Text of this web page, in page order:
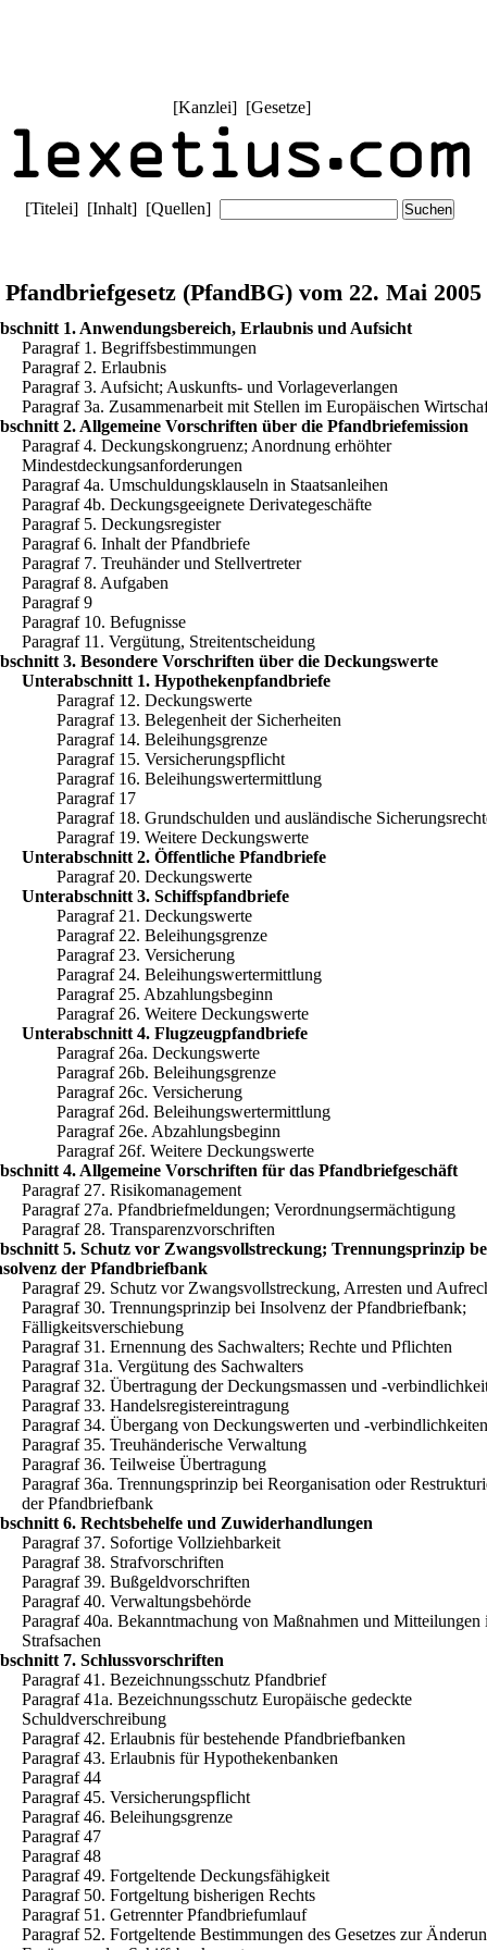
[Kanzlei] [Gesetze]
[Titelei] [Inhalt] [Quellen]
Pfandbriefgesetz (PfandBG) vom 22. Mai 2005
1. Anwendungsbereich, Erlaubnis und Aufsicht
Paragraf 1. Begriffsbestimmungen
Paragraf 2. Erlaubnis
Paragraf 3. Aufsicht; Auskunfts- und Vorlageverlangen
Paragraf 3a. Zusammenarbeit mit Stellen im Europäischen
2. Allgemeine Vorschriften über die Pfandbriefemission
Paragraf 4. Deckungskongruenz; Anordnung erhöhter
Mindestdeckungsanforderungen
Paragraf 4a. Umschuldungsklauseln in Staatsanleihen
Paragraf 4b. Deckungsgeeignete Derivategeschäfte
Paragraf 5. Deckungsregister
Paragraf 6. Inhalt der Pfandbriefe
Paragraf 7. Treuhänder und Stellvertreter
Paragraf 8. Aufgaben
Paragraf 9
Paragraf 10. Befugnisse
Paragraf 11. Vergütung, Streitentscheidung
3. Besondere Vorschriften über die Deckungswerte
Unterabschnitt 1. Hypothekenpfandbriefe
Paragraf 12. Deckungswerte
Paragraf 13. Belegenheit der Sicherheiten
Paragraf 14. Beleihungsgrenze
Paragraf 15. Versicherungspflicht
Paragraf 16. Beleihungswertermittlung
Paragraf 17
Paragraf 18. Grundschulden und ausländische
Paragraf 19. Weitere Deckungswerte
Unterabschnitt 2. Öffentliche Pfandbriefe
Paragraf 20. Deckungswerte
Unterabschnitt 3. Schiffspfandbriefe
Paragraf 21. Deckungswerte
Paragraf 22. Beleihungsgrenze
Paragraf 23. Versicherung
Paragraf 24. Beleihungswertermittlung
Paragraf 25. Abzahlungsbeginn
Paragraf 26. Weitere Deckungswerte
Unterabschnitt 4. Flugzeugpfandbriefe
Paragraf 26a. Deckungswerte
Paragraf 26b. Beleihungsgrenze
Paragraf 26c. Versicherung
Paragraf 26d. Beleihungswertermittlung
Paragraf 26e. Abzahlungsbeginn
Paragraf 26f. Weitere Deckungswerte
4. Allgemeine Vorschriften für das Pfandbriefgeschäft
Paragraf 27. Risikomanagement
Paragraf 27a. Pfandbriefmeldungen; Verordnungsermächtigung
Paragraf 28. Transparenzvorschriften
5. Schutz vor Zwangsvollstreckung; Trennungsprinzip
der Pfandbriefbank
Paragraf 29. Schutz vor Zwangsvollstreckung, Arresten und
Paragraf 30. Trennungsprinzip bei Insolvenz der Pfandbriefbank;
Fälligkeitsverschiebung
Paragraf 31. Ernennung des Sachwalters; Rechte und Pflichten
Paragraf 31a. Vergütung des Sachwalters
Paragraf 32. Übertragung der Deckungsmassen und -
Paragraf 33. Handelsregistereintragung
Paragraf 34. Übergang von Deckungswerten und -verbindlichkeiten
Paragraf 35. Treuhänderische Verwaltung
Paragraf 36. Teilweise Übertragung
Paragraf 36a. Trennungsprinzip bei Reorganisation oder
der Pfandbriefbank
6. Rechtsbehelfe und Zuwiderhandlungen
Paragraf 37. Sofortige Vollziehbarkeit
Paragraf 38. Strafvorschriften
Paragraf 39. Bußgeldvorschriften
Paragraf 40. Verwaltungsbehörde
Paragraf 40a. Bekanntmachung von Maßnahmen und Mitteilungen
Strafsachen
7. Schlussvorschriften
Paragraf 41. Bezeichnungsschutz Pfandbrief
Paragraf 41a. Bezeichnungsschutz Europäische gedeckte
Schuldverschreibung
Paragraf 42. Erlaubnis für bestehende Pfandbriefbanken
Paragraf 43. Erlaubnis für Hypothekenbanken
Paragraf 44
Paragraf 45. Versicherungspflicht
Paragraf 46. Beleihungsgrenze
Paragraf 47
Paragraf 48
Paragraf 49. Fortgeltende Deckungsfähigkeit
Paragraf 50. Fortgeltung bisherigen Rechts
Paragraf 51. Getrennter Pfandbriefumlauf
Paragraf 52. Fortgeltende Bestimmungen des Gesetzes zur